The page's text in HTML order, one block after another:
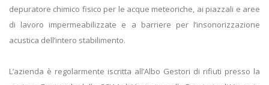
depuratore chimico fisico per le acque meteoriche, ai piazzali e aree
di lavoro impermeabilizzate e a barriere per l’insonorizzazione
acustica dell’intero stabilimento.
L’azienda è regolarmente iscritta all’Albo Gestori di rifiuti presso la